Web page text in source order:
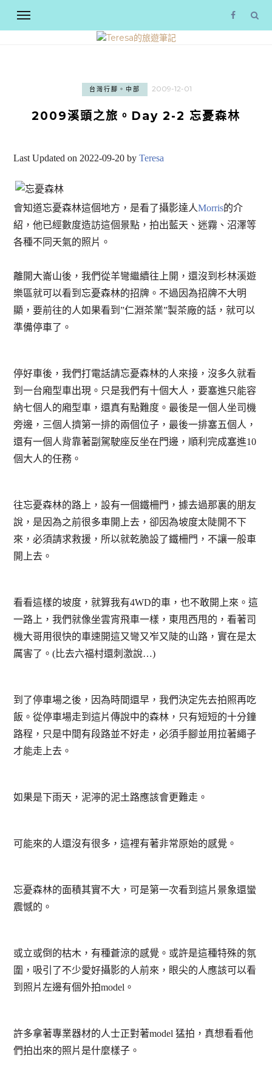
台灣行腳。中部 2009-12-01
2009溪頭之旅。Day 2-2 忘憂森林
Last Updated on 2022-09-20 byTeresa
會知道忘憂森林這個地方，是看了攝影達人Morris的介
紹，他已經數度造訪這個景點，拍出藍天、迷霧、沼澤等
各種不同天氣的照片。
離開大崙山後，我們從羊彎繼續往上開，還沒到杉林溪遊
樂區就可以看到忘憂森林的招牌。不過因為招牌不大明
顯，要前往的人如果看到”仁淵茶業”製茶廠的話，就可以
準備停車了。
停好車後，我們打電話請忘憂森林的人來接，沒多久就看
到一台廂型車出現。只是我們有十個大人，要塞進只能容
納七個人的廂型車，還真有點難度。最後是一個人坐司機
旁邊，三個人擠第一排的兩個位子，最後一排塞五個人，
還有一個人背靠著副駕駛座反坐在門邊，順利完成塞進10
個大人的任務。
往忘憂森林的路上，設有一個鐵柵門，據去過那裏的朋友
說，是因為之前很多車開上去，卻因為坡度太陡開不下
來，必須請求救援，所以就乾脆設了鐵柵門，不讓一般車
開上去。
看看這樣的坡度，就算我有4WD的車，也不敢開上來。這
一路上，我們就像坐雲宵飛車一樣，東甩西甩的，看著司
機大哥用很快的車速開這又彎又岝又陡的山路，實在是太
厲害了。(比去六福村還刺激說…)
到了停車場之後，因為時間還早，我們決定先去拍照再吃
飯。從停車場走到這片傳說中的森林，只有短短的十分鐘
路程，只是中間有段路並不好走，必須手腳並用拉著繩子
才能走上去。
如果是下雨天，泥濘的泥土路應該會更難走。
可能來的人還沒有很多，這裡有著非常原始的感覺。
忘憂森林的面積其實不大，可是第一次看到這片景象還蠻
震憾的。
或立或倒的枯木，有種蒼涼的感覺。或許是這種特殊的氛
圍，吸引了不少愛好攝影的人前來，眼尖的人應該可以看
到照片左邊有個外拍model。
許多拿著專業器材的人士正對著model 猛拍，真想看看他
們拍出來的照片是什麼樣子。